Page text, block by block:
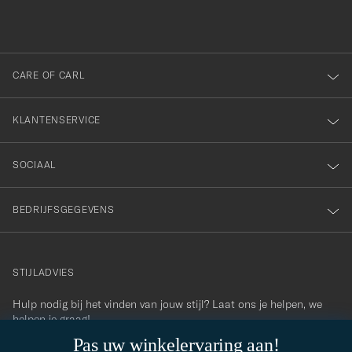
Pas uw winkelervaring aan!
onze
nieuwsbrief!
CARE OF CARL
KLANTENSERVICE
SOCIAAL
BEDRIJFSGEGEVENS
contact@careofcarl.com
STIJLADVIES
Hulp nodig bij het vinden van jouw stijl? Laat ons je helpen, we
helpen je graag!
STIJLADVIES